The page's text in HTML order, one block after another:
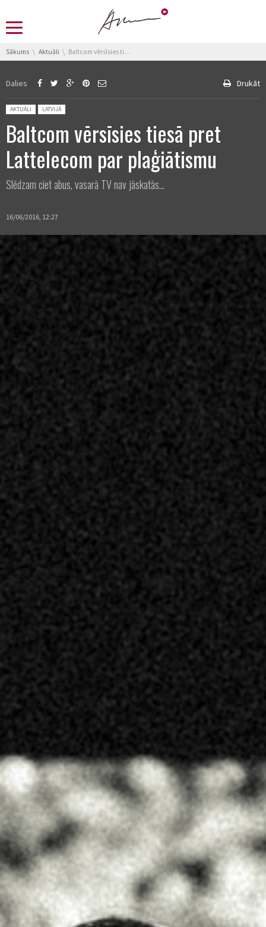
You are here:
Sākums Aktuāli Baltcom vērsīsies tiesā pret Lattelecom par plaģiātismu
Dalies Drukāt
Posted in:
AKTUĀLI LATVIJĀ
Baltcom vērsīsies tiesā pret
Lattelecom par plaģiātismu
Slēdzam ciet abus, vasarā TV nav jāskatās...
16/06/2016, 12:27